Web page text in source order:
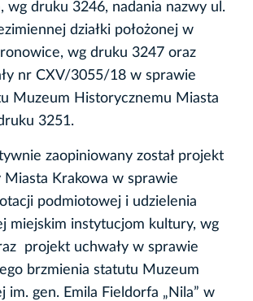
wg druku 3246, nadania nazwy ul.
działki położonej w
wg druku 3247 oraz
nr CXV/3055/18 w sprawie
Muzeum Historycznemu Miasta
3251.
zaopiniowany został projekt
Miasta Krakowa w sprawie
podmiotowej i udzielenia
miejskim instytucjom kultury, wg
projekt uchwały w sprawie
brzmienia statutu Muzeum
im. gen. Emila Fieldorfa „Nila” w